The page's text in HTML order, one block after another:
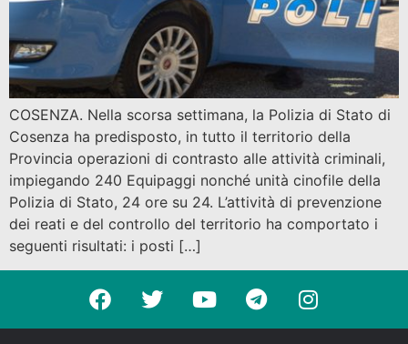
COSENZA. Nella scorsa settimana, la Polizia di Stato di
Cosenza ha predisposto, in tutto il territorio della
Provincia operazioni di contrasto alle attività criminali,
impiegando 240 Equipaggi nonché unità cinofile della
Polizia di Stato, 24 ore su 24. L’attività di prevenzione
dei reati e del controllo del territorio ha comportato i
seguenti risultati: i posti […]